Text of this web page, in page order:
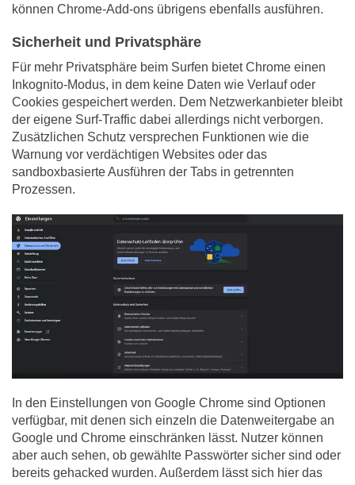
können Chrome-Add-ons übrigens ebenfalls ausführen.
Sicherheit und Privatsphäre
Für mehr Privatsphäre beim Surfen bietet Chrome einen
Inkognito-Modus, in dem keine Daten wie Verlauf oder
Cookies gespeichert werden. Dem Netzwerkanbieter bleibt
der eigene Surf-Traffic dabei allerdings nicht verborgen.
Zusätzlichen Schutz versprechen Funktionen wie die
Warnung vor verdächtigen Websites oder das
sandboxbasierte Ausführen der Tabs in getrennten
Prozessen.
In den Einstellungen von Google Chrome sind Optionen
verfügbar, mit denen sich einzeln die Datenweitergabe an
Google und Chrome einschränken lässt. Nutzer können
aber auch sehen, ob gewählte Passwörter sicher sind oder
bereits gehacked wurden. Außerdem lässt sich hier das